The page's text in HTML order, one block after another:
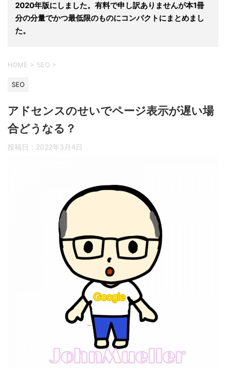
2020年版にしました。有料で申し訳ありませんが本1冊
分の分量でかつ最低限のものにコンパクトにまとめまし
た。
HOME > SEO >
SEO
アドセンスのせいでページ表示が遅い場
合どうなる？
投稿日： 2022年3月4日